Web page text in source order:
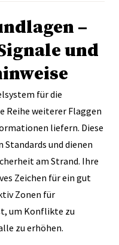
–
und
für die
Reihe weiterer Flaggen
liefern. Diese
und dienen
am Strand. Ihre
Zeichen für ein gut
Zonen für
um Konflikte zu
zu erhöhen.